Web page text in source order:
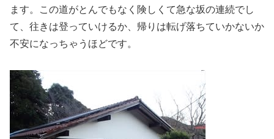
ます。この道がとんでもなく険しくて急な坂の連続でし
て、往きは登っていけるか、帰りは転げ落ちていかないか
不安になっちゃうほどです。